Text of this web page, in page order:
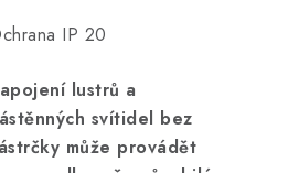
IP 20
lustrů a
svítidel bez
může provádět